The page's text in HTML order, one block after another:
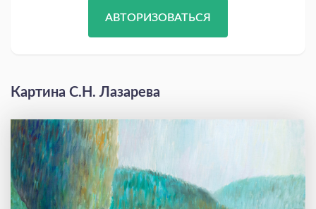
АВТОРИЗОВАТЬСЯ
Картина С.Н. Лазарева